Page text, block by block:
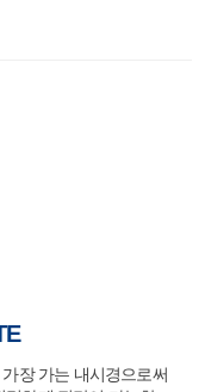
장 가는 내시경으로써